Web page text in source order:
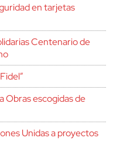
en tarjetas
Centenario de
Obras escogidas de
Unidas a proyectos